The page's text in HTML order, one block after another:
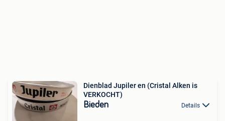
Dienblad Jupiler en (Cristal Alken is
VERKOCHT)
Bieden Details